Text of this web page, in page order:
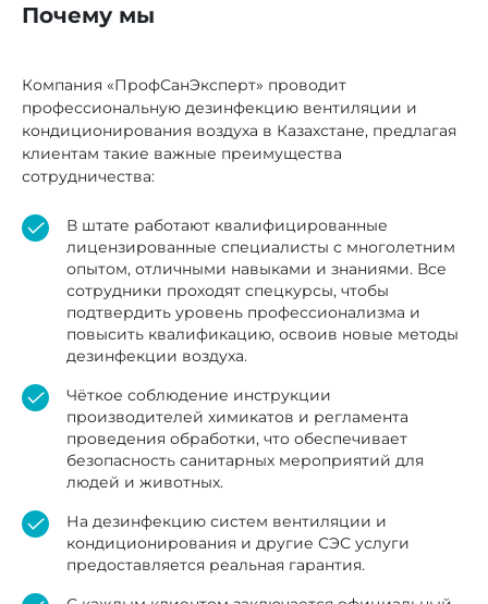
Почему мы
Компания «ПрофСанЭксперт» проводит
профессиональную дезинфекцию вентиляции и
кондиционирования воздуха в Казахстане, предлагая
клиентам такие важные преимущества
сотрудничества:
В штате работают квалифицированные
лицензированные специалисты с многолетним
опытом, отличными навыками и знаниями. Все
сотрудники проходят спецкурсы, чтобы
подтвердить уровень профессионализма и
повысить квалификацию, освоив новые методы
дезинфекции воздуха.
Чёткое соблюдение инструкции
производителей химикатов и регламента
проведения обработки, что обеспечивает
безопасность санитарных мероприятий для
людей и животных.
На дезинфекцию систем вентиляции и
кондиционирования и другие СЭС услуги
предоставляется реальная гарантия.